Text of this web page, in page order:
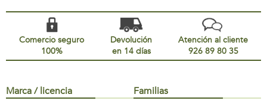
Comercio seguro
100%
Devolución
en 14 días
Atención al cliente
926 89 80 35
Marca / licencia Familias